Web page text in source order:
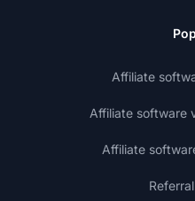
Affiliate
Affiliate software
Affiliate